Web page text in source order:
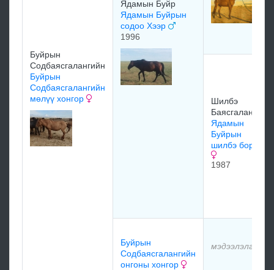
Буйрын
Содбаясгалангийн
Буйрын
Содбаясгалангийн
мөлүү хонгор
Ядамын Буйр
Ядамын Буйрын
содоо Хээр
1996
Шилбэ
Баясгалан
Ядамын
Буйрын
шилбэ борогч
1987
Буйрын
Содбаясгалангийн
онгоны хонгор
мэдээлэлгүй